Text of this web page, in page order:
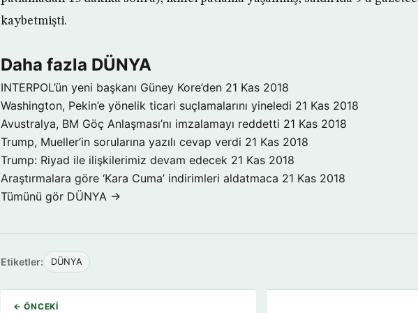
kaybetmişti.
Daha fazla DÜNYA
INTERPOL’ün yeni başkanı Güney Kore’den 21 Kas 2018
Washington, Pekin’e yönelik ticari suçlamalarını yineledi 21 Kas 2018
Avustralya, BM Göç Anlaşması’nı imzalamayı reddetti 21 Kas 2018
Trump, Mueller’in sorularına yazılı cevap verdi 21 Kas 2018
Trump: Riyad ile ilişkilerimiz devam edecek 21 Kas 2018
Araştırmalara göre ‘Kara Cuma’ indirimleri aldatmaca 21 Kas 2018
Tümünü gör DÜNYA →
Etiketler: DÜNYA
← ÖNCEKI